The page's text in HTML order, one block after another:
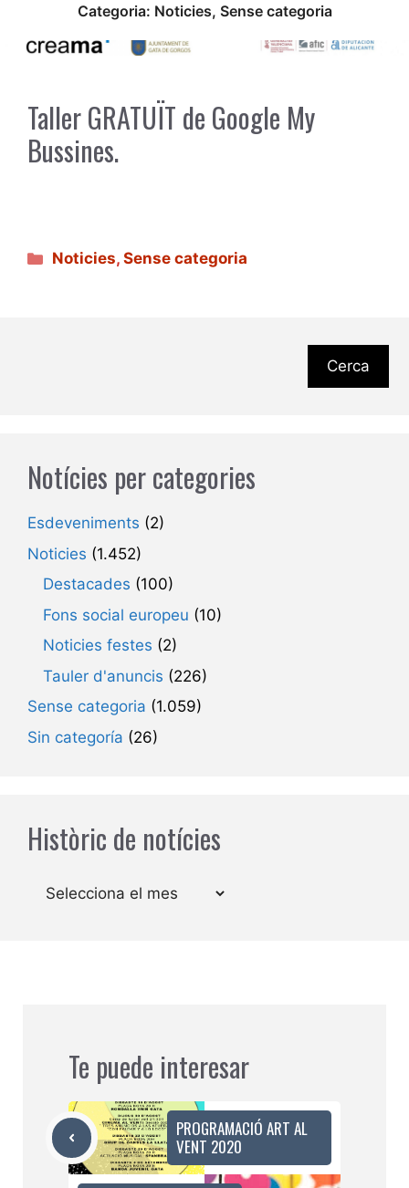
Categoria: Noticies, Sense categoria
Taller GRATUÏT de Google My
Bussines.
Categories
Noticies,Sense categoria
Cerca
Notícies per categories
Esdeveniments (2)
Noticies (1.452)
Destacades (100)
Fons social europeu (10)
Noticies festes (2)
Tauler d'anuncis (226)
Sense categoria (1.059)
Sin categoría (26)
Històric de notícies
Arxius
Te puede interesar
PROGRAMACIÓ ART AL
VENT 2020